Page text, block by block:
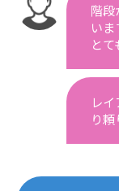
階段
い
と
レ
り